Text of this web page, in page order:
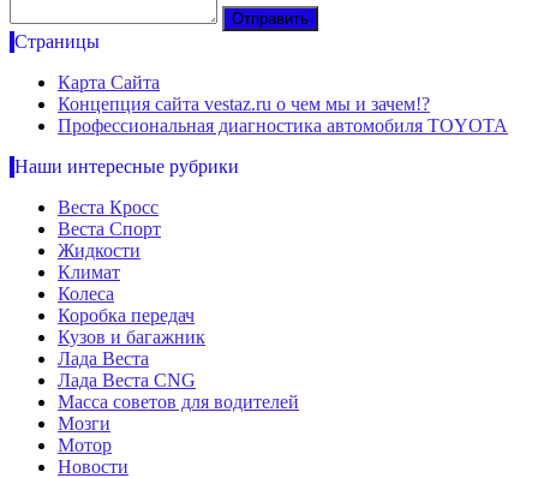
Страницы
Карта Сайта
Концепция сайта vestaz.ru о чем мы и зачем!?
Профессиональная диагностика автомобиля TOYOTA
Наши интересные рубрики
Веста Кросс
Веста Спорт
Жидкости
Климат
Колеса
Коробка передач
Кузов и багажник
Лада Веста
Лада Веста CNG
Масса советов для водителей
Мозги
Мотор
Новости